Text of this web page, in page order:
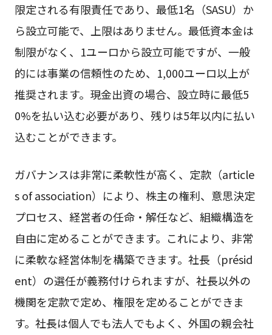
限定される有限責任であり、最低1名（SASU）か
ら設立可能で、上限はありません。最低資本金は
制限がなく、1ユーロから設立可能ですが、一般
的には事業の信頼性のため、1,000ユーロ以上が
推奨されます。現金出資の場合、設立時に最低5
0%を払い込む必要があり、残りは5年以内に払い
込むことができます。
ガバナンスは非常に柔軟性が高く、定款（article
s of association）により、株主の権利、意思決定
プロセス、経営者の任命・解任など、組織構造を
自由に定めることができます。これにより、非常
に柔軟な経営体制を構築できます。社長（présid
ent）の選任が義務付けられますが、社長以外の
機関を定款で定め、権限を定めることができま
す。社長は個人でも法人でもよく、外国の親会社